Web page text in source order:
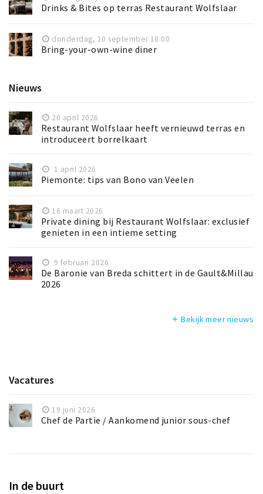
Drinks & Bites op terras Restaurant Wolfslaar
donderdag, 10 september 18:00
Bring-your-own-wine diner
Nieuws
20 april 2026
Restaurant Wolfslaar heeft vernieuwd terras en
introduceert borrelkaart
1 april 2026
Piemonte: tips van Bono van Veelen
16 maart 2026
Private dining bij Restaurant Wolfslaar: exclusief
genieten in een intieme setting
9 februari 2026
De Baronie van Breda schittert in de Gault&Millau
2026
add Bekijk meer nieuws
Vacatures
19 juni 2026
Chef de Partie / Aankomend junior sous-chef
In de buurt